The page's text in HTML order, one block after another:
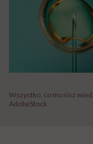
Wszystko, co musisz
AdobeStock